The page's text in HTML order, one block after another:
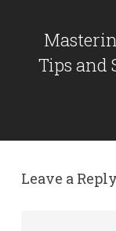
Tips and
Leave a Reply